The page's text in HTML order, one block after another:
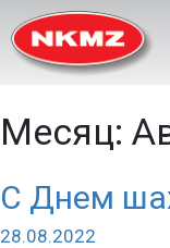
Месяц:
С Днем
28.08.2022